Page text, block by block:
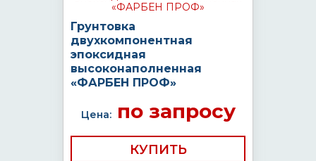
Грунтовка
двухкомпонентная
эпоксидная
высоконаполненная
«ФАРБЕН ПРОФ»
Цена:по запросу
КУПИТЬ